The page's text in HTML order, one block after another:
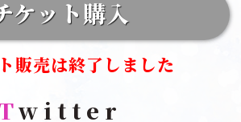
ケット購入
販売は終了しました
witter